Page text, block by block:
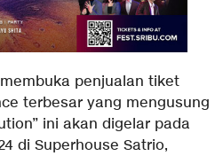
membuka penjualan tiket
terbesar yang mengusung
ini akan digelar pada
di Superhouse Satrio,